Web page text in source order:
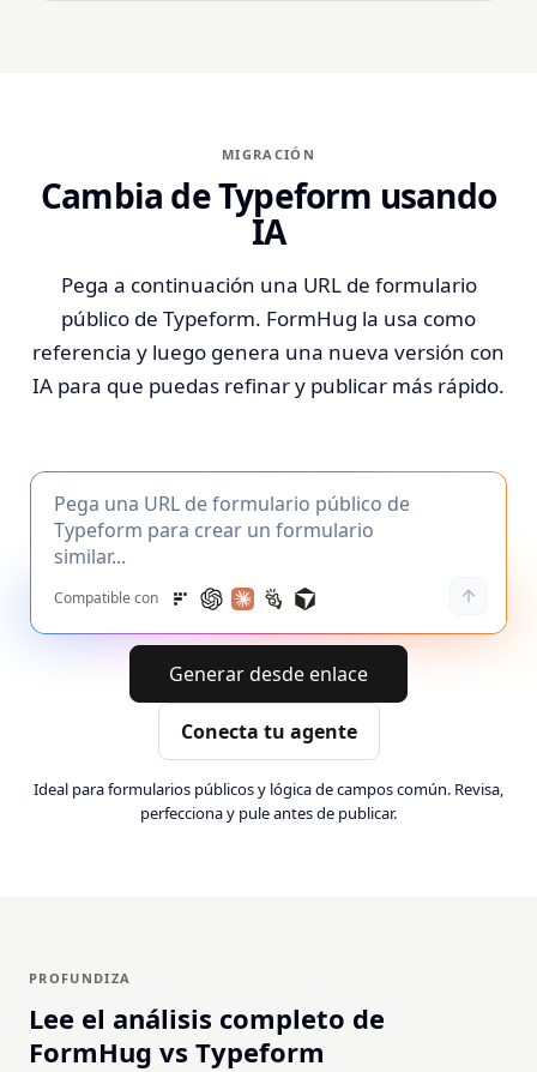
MIGRACIÓN
Cambia de Typeform usando
IA
Pega a continuación una URL de formulario
público de Typeform. FormHug la usa como
referencia y luego genera una nueva versión con
IA para que puedas refinar y publicar más rápido.
Compatible con
Generar desde enlace
Conecta tu agente
Ideal para formularios públicos y lógica de campos común. Revisa,
perfecciona y pule antes de publicar.
PROFUNDIZA
Lee el análisis completo de
FormHug vs Typeform